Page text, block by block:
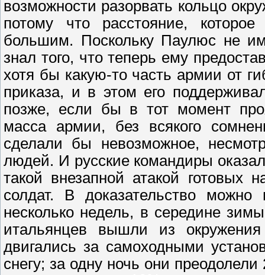
возможности разорвать кольцо
потому что расстояние,
большим. Поскольку Паулюс не
знал того, что теперь ему
хотя бы какую-то часть армии от
приказа, и в этом его
позже, если бы в тот момент
масса армии, без всякого
сделали бы невозможное,
людей. И русские командиры
такой внезапной атакой готовых
солдат. В доказательство
несколько недель, в середине
итальянцев вышли из
двигались за самоходными
снегу; за одну ночь они